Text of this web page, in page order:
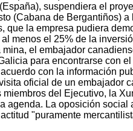
suspendiera el
(Cabana de Bergantiños)
que la empresa pudiera
menos el 25% de la
mina, el embajador
para encontrarse con
con la información
oficial de un embajador
miembros del Ejecutivo, la
agenda. La oposición social
actitud "puramente